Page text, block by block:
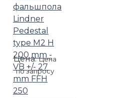
фальшпола
Lindner
Pedestal
type M2 H
200 mm -
VB +/- 27
mm FFH
250
Цена:Цена
по запросу